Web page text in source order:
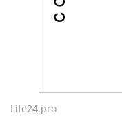
Life24.pro